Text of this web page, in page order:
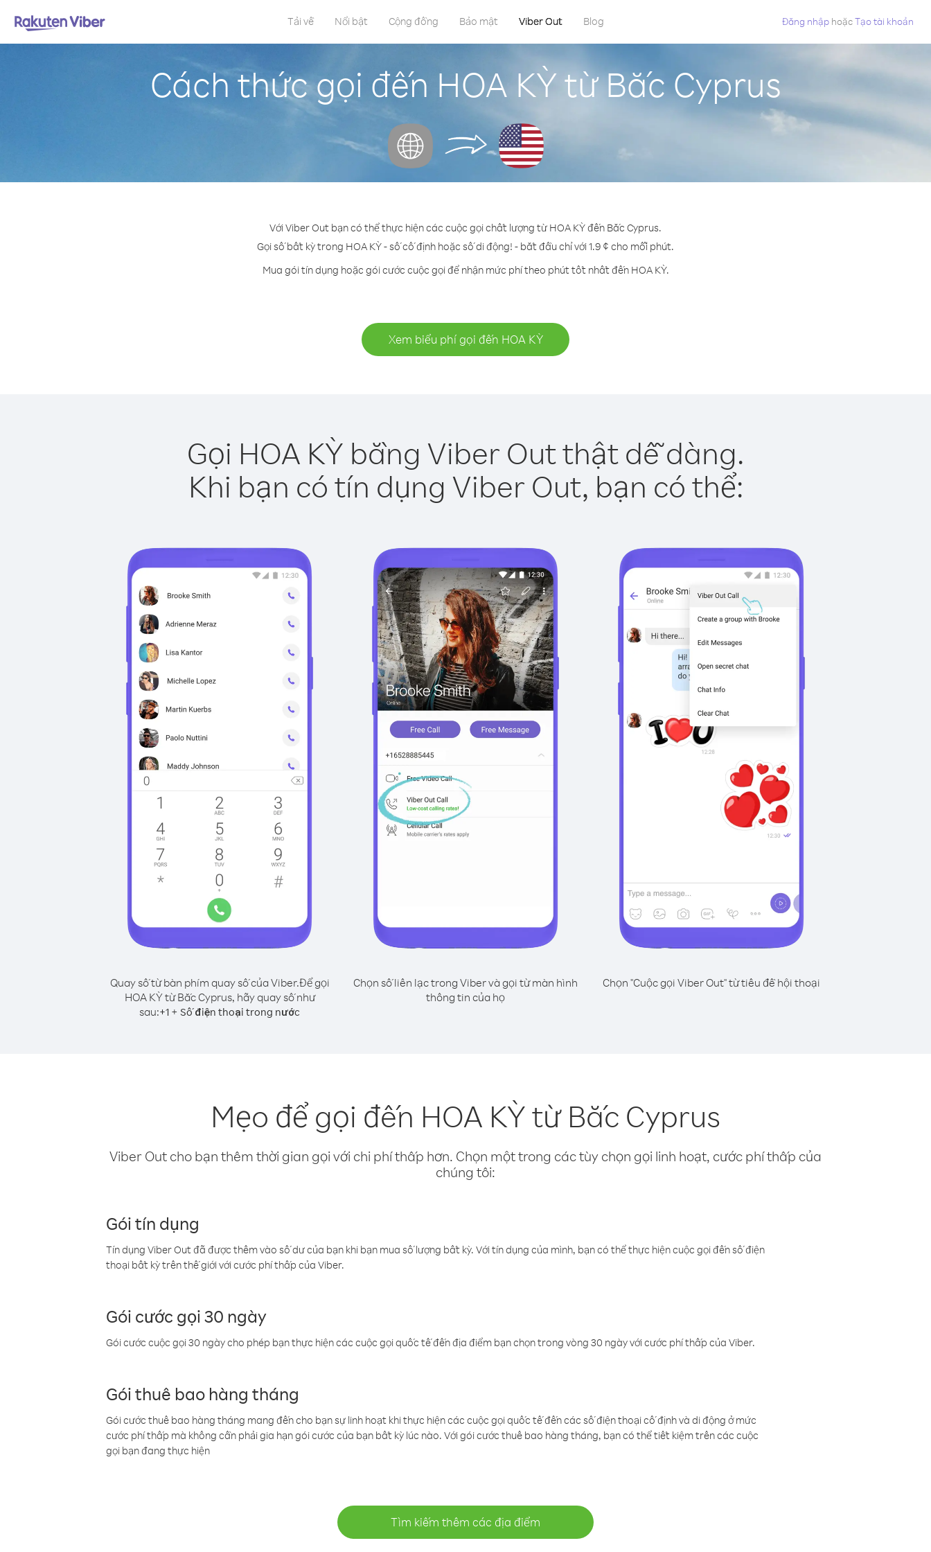
Tải về Nổi bật Cộng đồng Bảo mật Viber Out Blog Đăng nhập hoặcTạo tài khoản
Cách thức gọi đến HOA KỲ từ Bắc Cyprus
Với Viber Out bạn có thể thực hiện các cuộc gọi chất lượng từ HOA KỲ đến Bắc Cyprus.
Gọi số bất kỳ trong HOA KỲ - số cố định hoặc số di động! - bắt đầu chỉ với 1.9 ¢ cho mỗi phút.
Mua gói tín dụng hoặc gói cước cuộc gọi để nhận mức phí theo phút tốt nhất đến HOA KỲ.
Xem biểu phí gọi đến HOA KỲ
Gọi HOA KỲ bằng Viber Out thật dễ dàng.
Khi bạn có tín dụng Viber Out, bạn có thể:
Quay số từ bàn phím quay số của Viber.Để gọi
HOA KỲ từ Bắc Cyprus, hãy quay số như
sau:+1 + Số điện thoại trong nước
Chọn số liên lạc trong Viber và gọi từ màn hình
thông tin của họ
Chọn "Cuộc gọi Viber Out" từ tiêu đề hội thoại
Mẹo để gọi đến HOA KỲ từ Bắc Cyprus
Viber Out cho bạn thêm thời gian gọi với chi phí thấp hơn. Chọn một trong các tùy chọn gọi linh hoạt, cước phí thấp của
chúng tôi:
Gói tín dụng
Tín dụng Viber Out đã được thêm vào số dư của bạn khi bạn mua số lượng bất kỳ. Với tín dụng của mình, bạn có thể thực hiện cuộc gọi đến số điện
thoại bất kỳ trên thế giới với cước phí thấp của Viber.
Gói cước gọi 30 ngày
Gói cước cuộc gọi 30 ngày cho phép bạn thực hiện các cuộc gọi quốc tế đến địa điểm bạn chọn trong vòng 30 ngày với cước phí thấp của Viber.
Gói thuê bao hàng tháng
Gói cước thuê bao hàng tháng mang đến cho bạn sự linh hoạt khi thực hiện các cuộc gọi quốc tế đến các số điện thoại cố định và di động ở mức
cước phí thấp mà không cần phải gia hạn gói cước của bạn bất kỳ lúc nào. Với gói cước thuê bao hàng tháng, bạn có thể tiết kiệm trên các cuộc
gọi bạn đang thực hiện
Tìm kiếm thêm các địa điểm